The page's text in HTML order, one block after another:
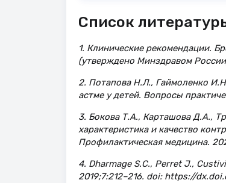
Список
1. Клинические рекомендации.
(утверждено Минздравом
2. Потапова Н.Л., Гаймоленко
астме у детей. Вопросы
3. Бокова Т.А., Карташова Д.А.,
характеристика и качество
Профилактическая медицина.
4. Dharmage S.C., Perret J.,
2019;7:212–216. doi: https://